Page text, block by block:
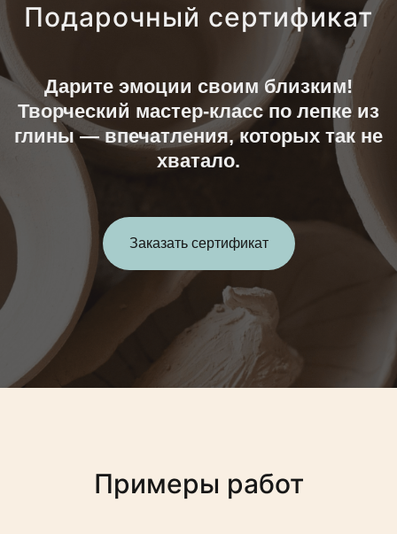
Подарочный сертификат
Дарите эмоции своим близким!
Творческий мастер-класс по лепке из
глины — впечатления, которых так не
хватало.
Заказать сертификат
Примеры работ